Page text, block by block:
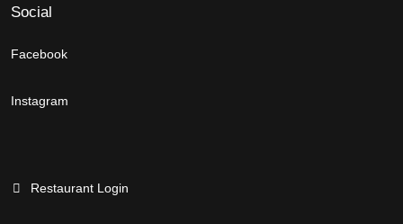
Social
Facebook
Instagram
Restaurant Login